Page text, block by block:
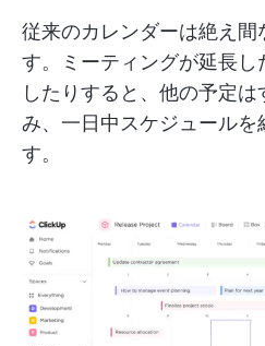
従来のカレンダーは絶え間
す。ミーティングが延長し
したりすると、他の予定
み、一日中スケジュールを
す。